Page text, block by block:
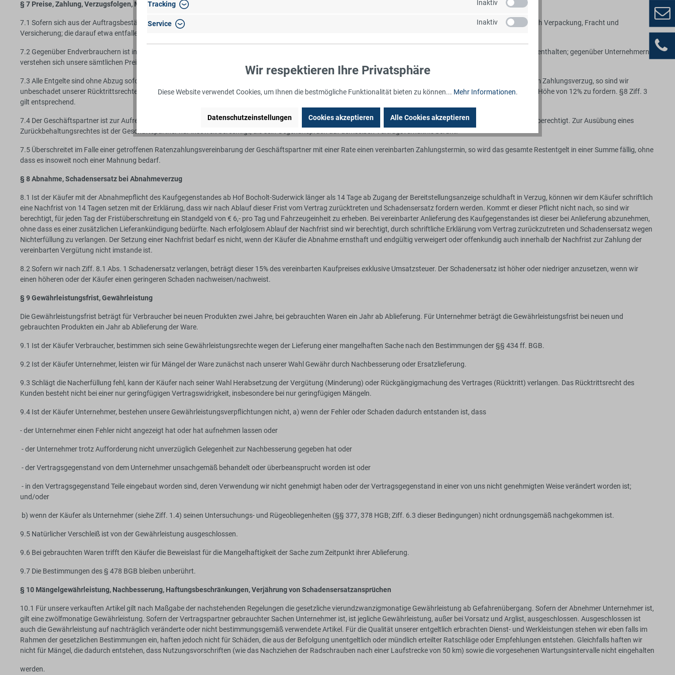
§ 7 Preise, Zahlung, Verzugsfolgen, Mahngebühr, Ratenzahlung
7.1 Sofern sich aus der Auftragsbestätigung nichts anderes ergibt, gelten unsere Preise ohne jeden Nachlass, insbesondere ohne Skonto, in Euro “ab Werk” ausschließlich Verpackung, Fracht und
Versicherung; die darauf etwa entfallenden Beträge werden gesondert berechnet.
7.2 Gegenüber Endverbrauchern ist in dem sich aus Angebot, Auftragsbestätigung oder Rechnung ergebenden Preis die Umsatzsteuer in jeweils geltender Höhe bereits enthalten; gegenüber Unternehmern
verstehen sich unsere sämtlichen Preisangaben “netto”, also zuzüglich der gesondert ausgewiesenen Umsatzsteuer zum Zeitpunkt der Rechnungsstellung.
7.3 Alle Entgelte sind ohne Abzug sofort nach Rechnungszugang beim Geschäftspartner fällig. Befindet sich der Geschäftspartner trotz Mahnung ganz oder teilweise im Zahlungsverzug, so sind wir
unbeschadet unserer Rücktrittsrechte berechtigt, Verzugszinsen in Höhe von 4% über dem jeweiligen Diskontsatz der Deutschen Bundesbank p.a. mindestens jedoch in Höhe von 12% zu fordern. §8 Ziff. 3
gilt entsprechend.
7.4 Der Geschäftspartner ist zur Aufrechnung gegenüber unseren Ansprüchen nur mit rechtskräftig festgestellten, unbestrittenen oder anerkannten Gegenansprüchen berechtigt. Zur Ausübung eines
Zurückbehaltungsrechtes ist der Geschäftspartner nur insoweit berechtigt, als sein Gegenanspruch auf demselben Vertragsverhältnis beruht.
7.5 Überschreitet im Falle einer getroffenen Ratenzahlungsvereinbarung der Geschäftspartner mit einer Rate einen vereinbarten Zahlungstermin, so wird das gesamte Restentgelt in einer Summe fällig, ohne
dass es insoweit noch einer Mahnung bedarf.
§ 8 Abnahme, Schadensersatz bei Abnahmeverzug
8.1 Ist der Käufer mit der Abnahmepflicht des Kaufgegenstandes ab Hof Bocholt-Suderwick länger als 14 Tage ab Zugang der Bereitstellungsanzeige schuldhaft in Verzug, können wir dem Käufer schriftlich
eine Nachfrist von 14 Tagen setzen mit der Erklärung, dass wir nach Ablauf dieser Frist vom Vertrag zurücktreten und Schadensersatz fordern werden. Kommt er dieser Pflicht nicht nach, so sind wir
berechtigt, für jeden Tag der Fristüberschreitung ein Standgeld von € 6,- pro Tag und Fahrzeugeinheit zu erheben. Bei vereinbarter Anlieferung des Kaufgegenstandes ist dieser bei Anlieferung abzunehmen,
ohne dass es einer zusätzlichen Lieferankündigung bedürfte. Nach erfolglosem Ablauf der Nachfrist sind wir berechtigt, durch schriftliche Erklärung vom Vertrag zurückzutreten und Schadensersatz wegen
Nichterfüllung zu verlangen. Der Setzung einer Nachfrist bedarf es nicht, wenn der Käufer die Abnahme ernsthaft und endgültig verweigert oder offenkundig auch innerhalb der Nachfrist zur Zahlung der
vereinbarten Vergütung nicht imstande ist.
8.2 Sofern wir nach Ziff. 8.1 Abs. 1 Schadenersatz verlangen, beträgt dieser 15% des vereinbarten Kaufpreises exklusive Umsatzsteuer. Der Schadenersatz ist höher oder niedriger anzusetzen, wenn wir
einen höheren oder der Käufer einen geringeren Schaden nachweisen/nachweist.
§ 9 Gewährleistungsfrist, Gewährleistung
Die Gewährleistungsfrist beträgt für Verbraucher bei neuen Produkten zwei Jahre, bei gebrauchten Waren ein Jahr ab Ablieferung. Für Unternehmer beträgt die Gewährleistungsfrist bei neuen und
gebrauchten Produkten ein Jahr ab Ablieferung der Ware.
9.1 Ist der Käufer Verbraucher, bestimmen sich seine Gewährleistungsrechte wegen der Lieferung einer mangelhaften Sache nach den Bestimmungen der §§ 434 ff. BGB.
9.2 Ist der Käufer Unternehmer, leisten wir für Mängel der Ware zunächst nach unserer Wahl Gewähr durch Nachbesserung oder Ersatzlieferung.
9.3 Schlägt die Nacherfüllung fehl, kann der Käufer nach seiner Wahl Herabsetzung der Vergütung (Minderung) oder Rückgängigmachung des Vertrages (Rücktritt) verlangen. Das Rücktrittsrecht des
Kunden besteht nicht bei einer nur geringfügigen Vertragswidrigkeit, insbesondere bei nur geringfügigen Mängeln.
9.4 Ist der Käufer Unternehmer, bestehen unsere Gewährleistungsverpflichtungen nicht, a) wenn der Fehler oder Schaden dadurch entstanden ist, dass
- der Unternehmer einen Fehler nicht angezeigt hat oder hat aufnehmen lassen oder
- der Unternehmer trotz Aufforderung nicht unverzüglich Gelegenheit zur Nachbesserung gegeben hat oder
- der Vertragsgegenstand von dem Unternehmer unsachgemäß behandelt oder überbeansprucht worden ist oder
- in den Vertragsgegenstand Teile eingebaut worden sind, deren Verwendung wir nicht genehmigt haben oder der Vertragsgegenstand in einer von uns nicht genehmigten Weise verändert worden ist;
und/oder
b) wenn der Käufer als Unternehmer (siehe Ziff. 1.4) seinen Untersuchungs- und Rügeobliegenheiten (§§ 377, 378 HGB; Ziff. 6.3 dieser Bedingungen) nicht ordnungsgemäß nachgekommen ist.
9.5 Natürlicher Verschleiß ist von der Gewährleistung ausgeschlossen.
9.6 Bei gebrauchten Waren trifft den Käufer die Beweislast für die Mangelhaftigkeit der Sache zum Zeitpunkt ihrer Ablieferung.
9.7 Die Bestimmungen des § 478 BGB bleiben unberührt.
§ 10 Mängelgewährleistung, Nachbesserung, Haftungsbeschränkungen, Verjährung von Schadensersatzansprüchen
10.1 Für unsere verkauften Artikel gilt nach Maßgabe der nachstehenden Regelungen die gesetzliche vierundzwanzigmonatige Gewährleistung ab Gefahrenübergang. Sofern der Abnehmer Unternehmer ist,
gilt eine zwölfmonatige Gewährleistung. Sofern der Vertragspartner gebrauchter Sachen Unternehmer ist, ist jegliche Gewährleistung, außer bei Vorsatz und Arglist, ausgeschlossen. Ausgeschlossen ist
auch die Gewährleistung auf nachträglich veränderte oder nicht bestimmungsgemäß verwendete Artikel. Für die Qualität unserer entgeltlich erbrachten Dienst- und Werkleistungen stehen wir eben falls im
Rahmen der gesetzlichen Bestimmungen ein, haften jedoch nicht für Schäden, die aus der Befolgung unentgeltlich oder mündlich erteilter Ratschläge oder Empfehlungen entstehen. Gleichfalls haften wir
nicht für Mängel, die dadurch entstehen, dass Nutzungsvorschriften (wie das Nachziehen der Radschrauben nach einer Laufstrecke von 50 km) sowie die vorgesehenen Wartungsintervalle nicht eingehalten
werden.
Tracking Inaktiv
Service Inaktiv
Wir respektieren Ihre Privatsphäre
Diese Website verwendet Cookies, um Ihnen die bestmögliche Funktionalität bieten zu können... Mehr Informationen.
Datenschutzeinstellungen Cookies akzeptieren Alle Cookies akzeptieren